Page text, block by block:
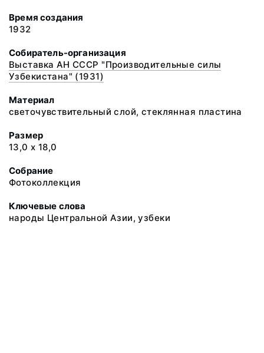
Время создания
1932
Собиратель-организация
Выставка АН СССР "Производительные силы
Узбекистана" (1931)
Материал
светочувствительный слой, стеклянная пластина
Размер
13,0 х 18,0
Собрание
Фотоколлекция
Ключевые слова
народы Центральной Азии, узбеки